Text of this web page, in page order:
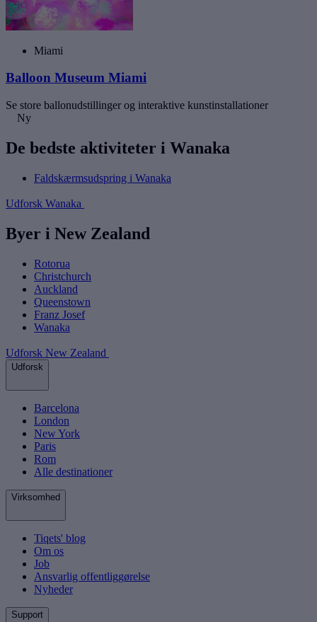
Miami
Balloon Museum Miami
Se store ballonudstillinger og interaktive kunstinstallationer
Ny
De bedste aktiviteter i Wanaka
Faldskærmsudspring i Wanaka
Udforsk Wanaka
Byer i New Zealand
Rotorua
Christchurch
Auckland
Queenstown
Franz Josef
Wanaka
Udforsk New Zealand
Udforsk
Barcelona
London
New York
Paris
Rom
Alle destinationer
Virksomhed
Tiqets' blog
Om os
Job
Ansvarlig offentliggørelse
Nyheder
Support